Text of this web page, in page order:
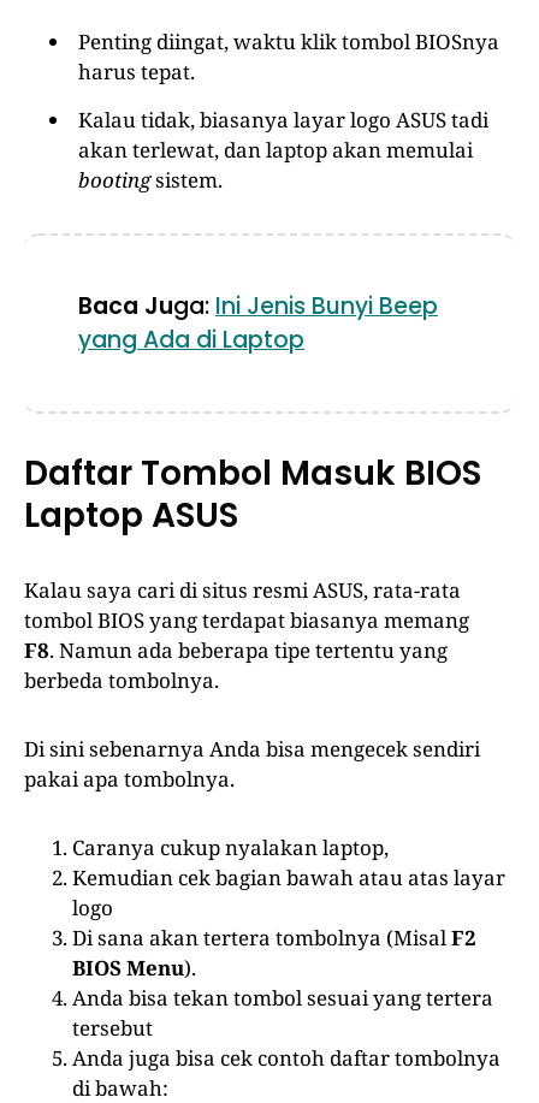
Penting diingat, waktu klik tombol BIOSnya
harus tepat.
Kalau tidak, biasanya layar logo ASUS tadi
akan terlewat, dan laptop akan memulai
bootingsistem.
Baca Juga: Ini Jenis Bunyi Beep
yang Ada di Laptop
Daftar Tombol Masuk BIOS
Laptop ASUS
Kalau saya cari di situs resmi ASUS, rata-rata
tombol BIOS yang terdapat biasanya memang
F8. Namun ada beberapa tipe tertentu yang
berbeda tombolnya.
Di sini sebenarnya Anda bisa mengecek sendiri
pakai apa tombolnya.
Caranya cukup nyalakan laptop,
Kemudian cek bagian bawah atau atas layar
logo
Di sana akan tertera tombolnya (MisalF2
BIOS Menu).
Anda bisa tekan tombol sesuai yang tertera
tersebut
Anda juga bisa cek contoh daftar tombolnya
di bawah: